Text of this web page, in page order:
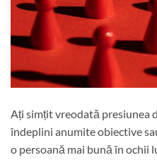
Ați simțit vreodată presiunea
îndeplini anumite obiective
o persoană mai bună în ochii